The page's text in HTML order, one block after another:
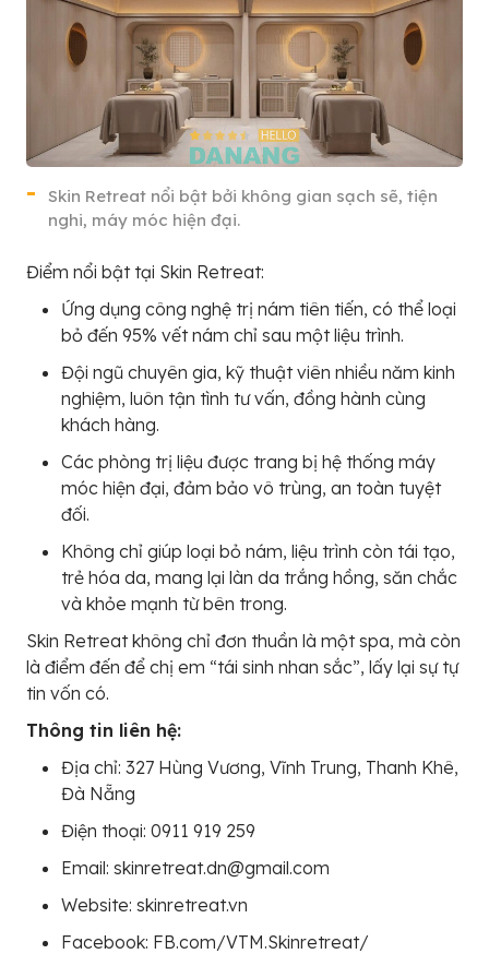
Skin Retreat nổi bật bởi không gian sạch sẽ, tiện
nghi, máy móc hiện đại.
Điểm nổi bật tại Skin Retreat:
Ứng dụng công nghệ trị nám tiên tiến, có thể loại
bỏ đến 95% vết nám chỉ sau một liệu trình.
Đội ngũ chuyên gia, kỹ thuật viên nhiều năm kinh
nghiệm, luôn tận tình tư vấn, đồng hành cùng
khách hàng.
Các phòng trị liệu được trang bị hệ thống máy
móc hiện đại, đảm bảo vô trùng, an toàn tuyệt
đối.
Không chỉ giúp loại bỏ nám, liệu trình còn tái tạo,
trẻ hóa da, mang lại làn da trắng hồng, săn chắc
và khỏe mạnh từ bên trong.
Skin Retreat không chỉ đơn thuần là một spa, mà còn
là điểm đến để chị em “tái sinh nhan sắc”, lấy lại sự tự
tin vốn có.
Thông tin liên hệ:
Địa chỉ: 327 Hùng Vương, Vĩnh Trung, Thanh Khê,
Đà Nẵng
Điện thoại: 0911 919 259
Email: skinretreat.dn@gmail.com
Website: skinretreat.vn
Facebook: FB.com/VTM.Skinretreat/